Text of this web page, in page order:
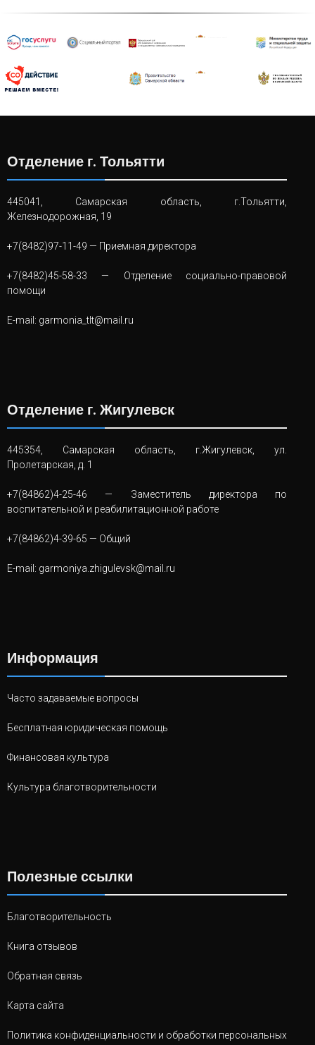
Отделение г. Тольятти
445041, Самарская область, г.Тольятти,
Железнодорожная, 19
+7(8482)97-11-49 — Приемная директора
+7(8482)45-58-33 — Отделение социально-правовой
помощи
E-mail: garmonia_tlt@mail.ru
Отделение г. Жигулевск
445354, Самарская область, г.Жигулевск, ул.
Пролетарская, д. 1
+7(84862)4-25-46 — Заместитель директора по
воспитательной и реабилитационной работе
+7(84862)4-39-65 — Общий
E-mail: garmoniya.zhigulevsk@mail.ru
Информация
Часто задаваемые вопросы
Бесплатная юридическая помощь
Финансовая культура
Культура благотворительности
Полезные ссылки
Благотворительность
Книга отзывов
Обратная связь
Карта сайта
Политика конфиденциальности и обработки персональных